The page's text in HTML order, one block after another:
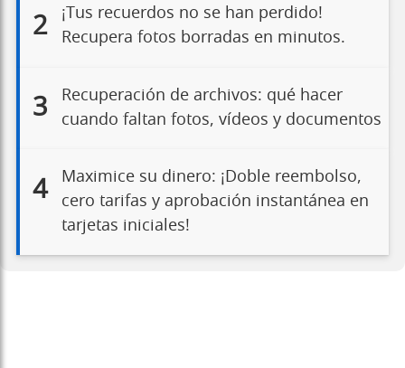
2
¡Tus recuerdos no se han perdido!
Recupera fotos borradas en minutos.
3
Recuperación de archivos: qué hacer
cuando faltan fotos, vídeos y documentos
4
Maximice su dinero: ¡Doble reembolso,
cero tarifas y aprobación instantánea en
tarjetas iniciales!